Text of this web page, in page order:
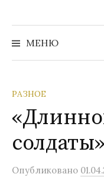
МЕНЮ
РАЗНОЕ
солдаты»
Опубликовано